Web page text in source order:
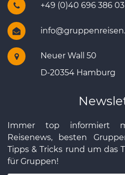
+49 (0)40 696 386
Neuer Wall 50
D-20354 Hamburg
Immer top informiert
Reisenews, besten
Tipps & Tricks rund um das
für Gruppen!